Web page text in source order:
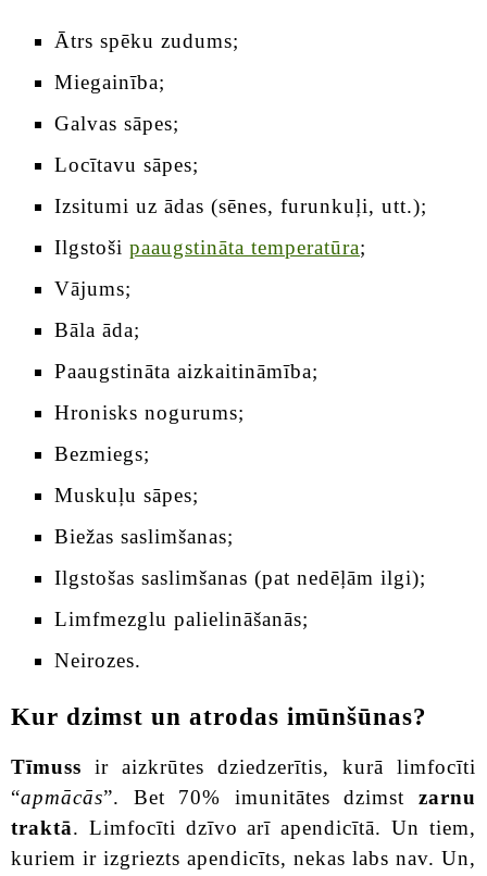
Ātrs spēku zudums;
Miegainība;
Galvas sāpes;
Locītavu sāpes;
Izsitumi uz ādas (sēnes, furunkuļi, utt.);
Ilgstoši paaugstināta temperatūra;
Vājums;
Bāla āda;
Paaugstināta aizkaitināmība;
Hronisks nogurums;
Bezmiegs;
Muskuļu sāpes;
Biežas saslimšanas;
Ilgstošas saslimšanas (pat nedēļām ilgi);
Limfmezglu palielināšanās;
Neirozes.
Kur dzimst un atrodas imūnšūnas?
Tīmuss ir aizkrūtes dziedzerītis, kurā limfocīti
“apmācās”. Bet 70% imunitātes dzimst zarnu
traktā. Limfocīti dzīvo arī apendicītā. Un tiem,
kuriem ir izgriezts apendicīts, nekas labs nav. Un,